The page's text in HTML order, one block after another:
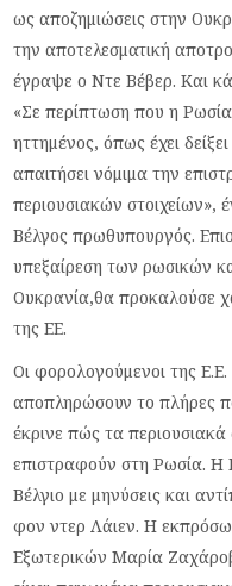
ως αποζημιώσεις στην
την αποτελεσματική
έγραψε ο Ντε Βέβερ. Και
«Σε περίπτωση που η Ρωσία
ηττημένος, όπως έχει
απαιτήσει νόμιμα την
περιουσιακών
Βέλγος πρωθυπουργός.
υπεξαίρεση των ρωσικών
Ουκρανία,θα προκαλούσε
της ΕΕ.
Οι φορολογούμενοι της
αποπληρώσουν το πλήρες
έκρινε πώς τα
επιστραφούν στη Ρωσία. Η
Βέλγιο με μηνύσεις και
φον ντερ Λάιεν. Η
Εξωτερικών Μαρία